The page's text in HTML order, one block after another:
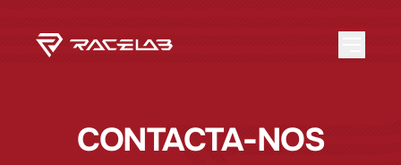
CONTACTA-NOS